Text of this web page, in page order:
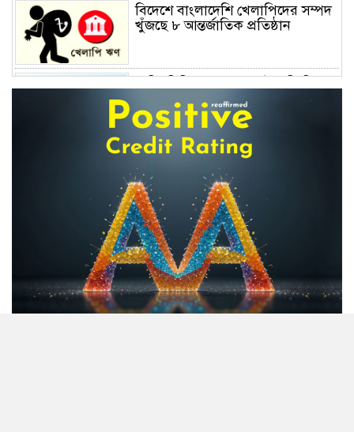
বিদেশে বাংলাদেশি খেলাপিদের সম্পদ
খুঁজছে ৮ আন্তর্জাতিক প্রতিষ্ঠান